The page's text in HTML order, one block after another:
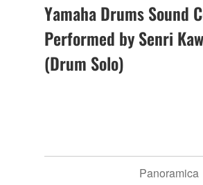
Yamaha Drums Sound
Performed by Senri
(Drum Solo)
Panoramica